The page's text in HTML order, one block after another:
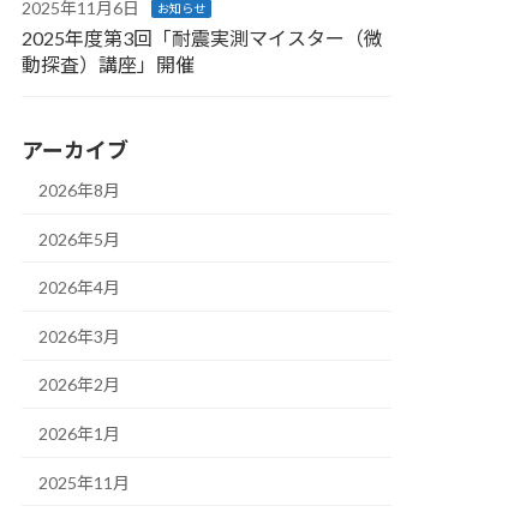
2025年11月6日 お知らせ
2025年度第3回「耐震実測マイスター（微
動探査）講座」開催
アーカイブ
2026年8月
2026年5月
2026年4月
2026年3月
2026年2月
2026年1月
2025年11月